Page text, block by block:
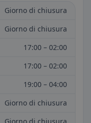
Giorno di chiusura
Giorno di chiusura
17:00 – 02:00
17:00 – 02:00
19:00 – 04:00
Giorno di chiusura